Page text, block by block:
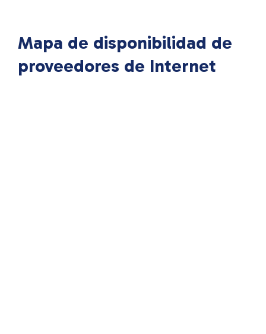
Mapa de disponibilidad de
proveedores de Internet